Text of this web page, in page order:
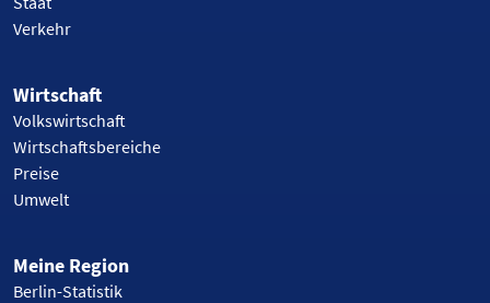
Verkehr
Wirtschaft
Volkswirtschaft
Wirtschaftsbereiche
Preise
Umwelt
Meine Region
Berlin-Statistik